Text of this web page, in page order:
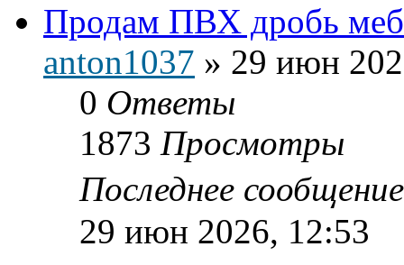
Продам ПВХ дробь
anton1037 » 29 июн
0 Ответы
1873 Просмотры
Последнее
29 июн 2026, 12:53